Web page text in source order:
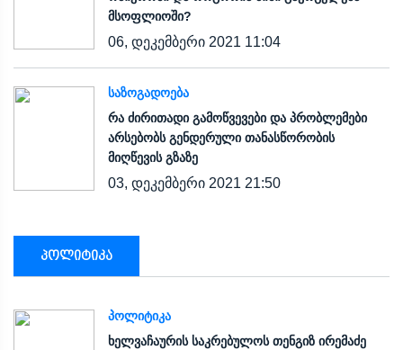
მსოფლიოში?
06, დეკემბერი 2021 11:04
ᲡᲐᲖᲝᲒᲐᲓᲝᲔᲑᲐ
რა ძირითადი გამოწვევები და პრობლემები
არსებობს გენდერული თანასწორობის
მიღწევის გზაზე
03, დეკემბერი 2021 21:50
პოლიტიკა
ᲞᲝᲚᲘᲢᲘᲙᲐ
ხელვაჩაურის საკრებულოს თენგიზ ირემაძე